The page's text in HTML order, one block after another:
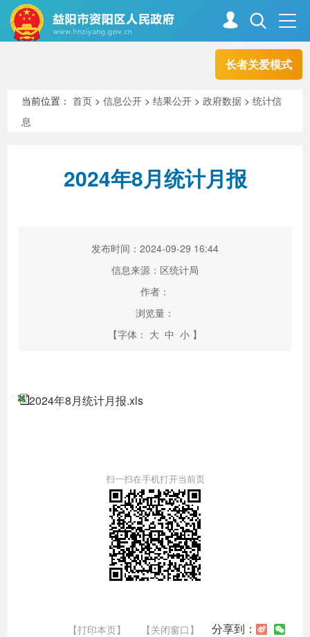
长者关爱模式
走进资阳
解读回应
政务服务 互动交流
当前位置：首页 >信息公开 >结果公开 >政府数据 >统计信
息
2024年8月统计月报
发布时间：2024-09-29 16:44
信息来源：区统计局
作者：
浏览量：
【字体： 大 中 小 】
2024年8月统计月报.xls
扫一扫在手机打开当前页
【打印本页】 【关闭窗口】 分享到：